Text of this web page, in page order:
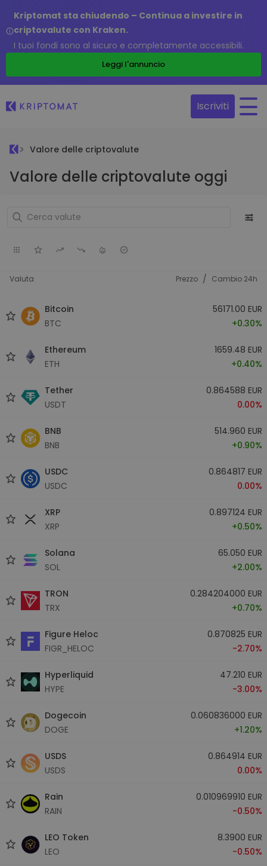
Kriptomat sta chiudendo – Continua a investire in
criptovalute con Kraken.
I tuoi fondi sono al sicuro e completamente accessibili.
Leggi l'annuncio
Iscriviti
Valore delle criptovalute
Valore delle criptovalute oggi
Valuta Prezzo / Cambio 24h
Bitcoin
BTC
56171.00 EUR
+0.30%
Ethereum
ETH
1659.48 EUR
+0.40%
Tether
USDT
0.864588 EUR
0.00%
BNB
BNB
514.960 EUR
+0.90%
USDC
USDC
0.864817 EUR
0.00%
XRP
XRP
0.897124 EUR
+0.50%
Solana
SOL
65.050 EUR
+2.00%
TRON
TRX
0.284204000 EUR
+0.70%
Figure Heloc
FIGR_HELOC
0.870825 EUR
-2.70%
Hyperliquid
HYPE
47.210 EUR
-3.00%
Dogecoin
DOGE
0.060836000 EUR
+1.20%
USDS
USDS
0.864914 EUR
0.00%
Rain
RAIN
0.010969910 EUR
-0.50%
LEO Token
LEO
8.3900 EUR
-0.50%